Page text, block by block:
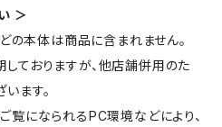
＞
本体は商品に含まれません。
ておりますが、他店舗併用のた
ます。
になられるPC環境などにより、